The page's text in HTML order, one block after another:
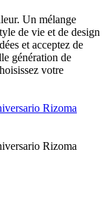
Un mélange
de vie et de design
et acceptez de
génération de
votre
Rizoma
Rizoma